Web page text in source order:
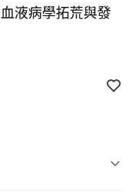
液病學拓荒與發